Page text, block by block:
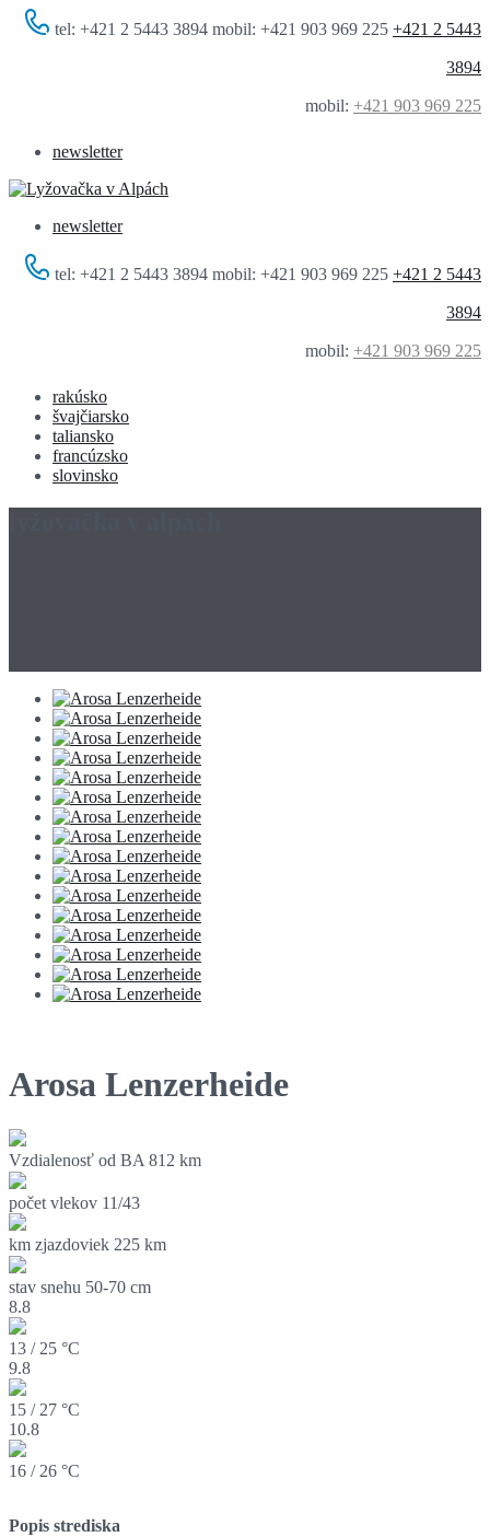
tel: +421 2 5443 3894 mobil: +421 903 969 225 +421 2 5443
3894
mobil: +421 903 969 225
newsletter
newsletter
tel: +421 2 5443 3894 mobil: +421 903 969 225 +421 2 5443
3894
mobil: +421 903 969 225
rakúsko
švajčiarsko
taliansko
francúzsko
slovinsko
Arosa Lenzerheide
Vzdialenosť od BA 812 km
počet vlekov 11/43
km zjazdoviek 225 km
stav snehu 50-70 cm
8.8
13 / 25 °C
9.8
15 / 27 °C
10.8
16 / 26 °C
Popis strediska